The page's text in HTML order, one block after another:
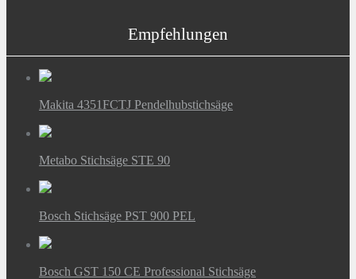
Empfehlungen
Makita 4351FCTJ Pendelhubstichsäge
Metabo Stichsäge STE 90
Bosch Stichsäge PST 900 PEL
Bosch GST 150 CE Professional Stichsäge